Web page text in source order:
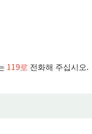
119로 전화해 주십시오.